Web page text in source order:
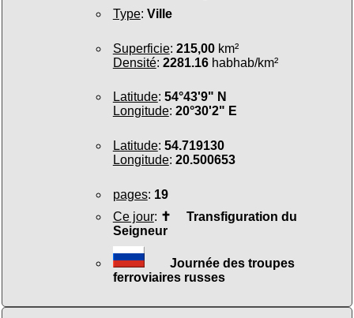
Type: Ville
Superficie: 215,00km²
Densité: 2281.16habhab/km²
Latitude: 54°43'9" N
Longitude: 20°30'2" E
Latitude: 54.719130
Longitude: 20.500653
pages: 19
Ce jour: ✝ Transfiguration du
Seigneur
Journée des troupes
ferroviaires russes